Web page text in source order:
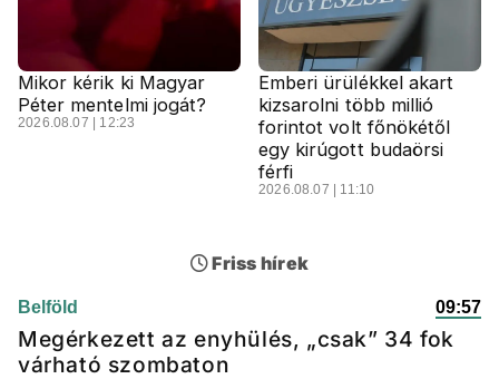
Mikor kérik ki Magyar
Péter mentelmi jogát?
2026.08.07 | 12:23
Emberi ürülékkel akart
kizsarolni több millió
forintot volt főnökétől
egy kirúgott budaörsi
férfi
2026.08.07 | 11:10
Friss hírek
Belföld 09:57
Megérkezett az enyhülés, „csak” 34 fok
várható szombaton